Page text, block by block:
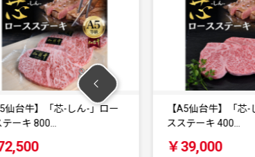
芯-しん-」ロー
【A5仙台牛】「芯-しん-」ロー
スステーキ 400…
￥39,000